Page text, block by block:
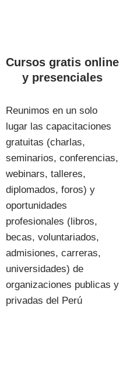
Cursos gratis online
y presenciales
Reunimos en un solo
lugar las capacitaciones
gratuitas (charlas,
seminarios, conferencias,
webinars, talleres,
diplomados, foros) y
oportunidades
profesionales (libros,
becas, voluntariados,
admisiones, carreras,
universidades) de
organizaciones publicas y
privadas del Perú